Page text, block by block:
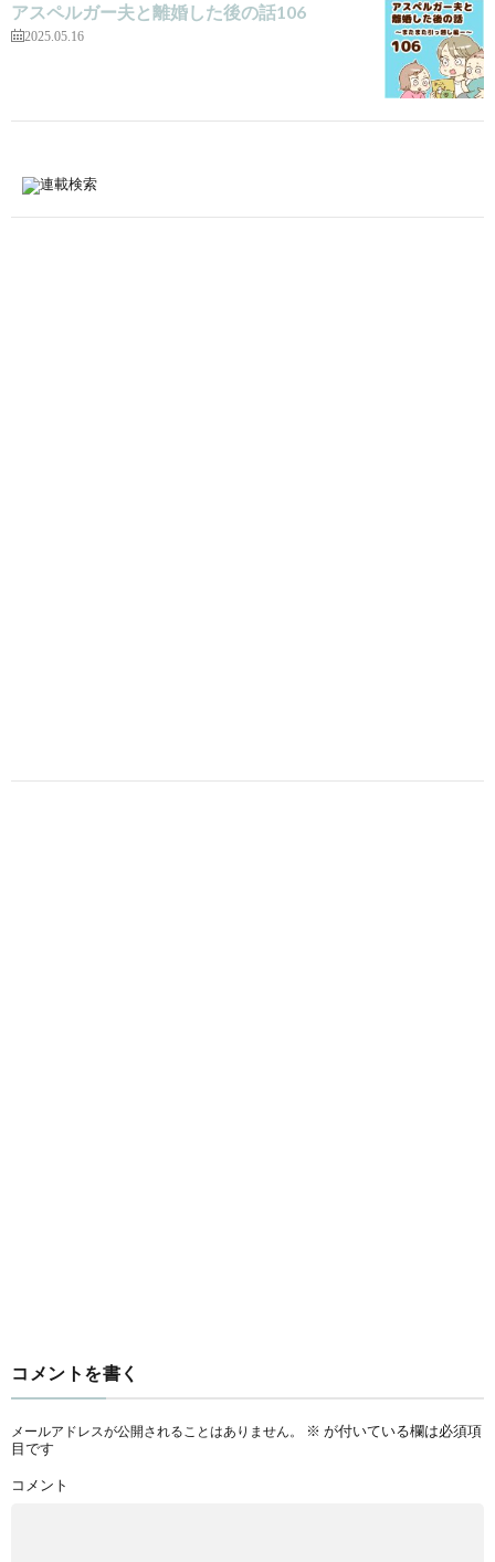
アスペルガー夫と離婚した後の話106
2025.05.16
コメントを書く
メールアドレスが公開されることはありません。 ※ が付いている欄は必須項
目です
コメント